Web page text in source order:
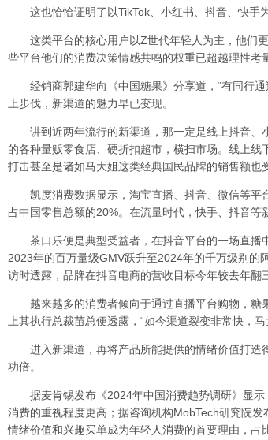
这也恰恰证明了以TikTok、小红书、抖音、快手
这类平台的核心用户以Z世代年轻人为主，他们更
些平台他们的消费决策情感共鸣的权重已超越理性考
经销商郭建华向《中国糖果》分享道，“有同行通
上步伐，新渠道的魅力早已变现。
讲到近两年流行的新渠道，那一定是线上抖音、
的各种量贩零食店、硬折扣超市，横扫市场。线上
打击甚至是诸如马大姐这类经典国民品牌的销售额也
凯度消费数据显示，淘宝直播、抖音、微信等平
占中国零售总额的20%。在流量时代，快手、抖音等
茶口乐便是典型受益者，在抖音平台的一场直播
2023年的百万量级GMV跃升至2024年的千万级别的
访时透露，品牌在抖音电商的营收目标今年较去年翻
越来越多的消费者倾向于通过直播平台购物，糖
上其执行总裁苗总便透露，“如今渠道裂变非常快，
进入新渠道，再将产品所能提供的情绪价值打造
功倍。
据麦肯锡发布《2024年中国消费趋势调研》显示
消费的重视程度更高；据咨询机构MobTech研究院
情绪价值和兴趣买单成为年轻人消费的首要理由，